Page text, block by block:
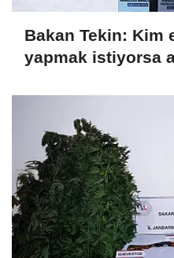
Bakan Tekin: Kim
yapmak istiyorsa